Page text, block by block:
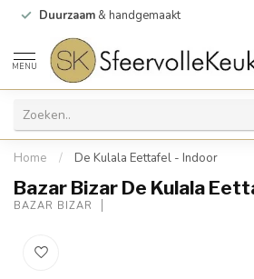
Duurzaam & handgemaakt
MENU
Home / De Kulala Eettafel - Indoor
Bazar Bizar De Kulala
BAZAR BIZAR